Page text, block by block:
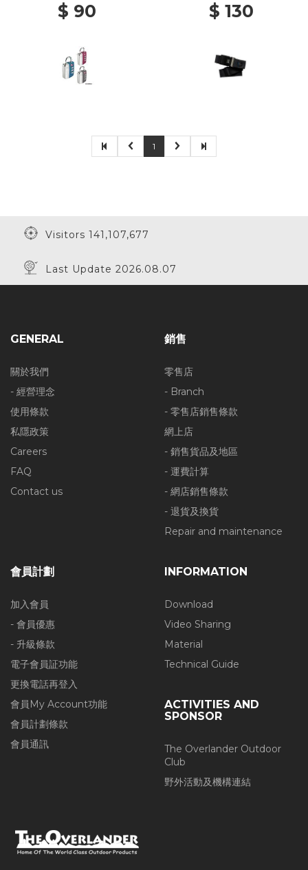
$ 90 $ 130
1
Visitors 141,107,677
Last Update 2026.08.07
GENERAL
關於我們
- 經營理念
使用條款
私隱政策
Careers
FAQ
Contact us
銷售
零售店
- Branch
- 零售店銷售條款
網上店
- 銷售貨品及地區
- 運費計算
- 網店銷售條款
- 退貨及換貨
Repair and maintenance
會員計劃
加入會員
- 會員優惠
- 升級條款
電子會員証功能
更換電話再登入
會員My Account功能
會員計劃條款
會員通訊
INFORMATION
Download
Video Sharing
Material
Technical Guide
ACTIVITIES AND
SPONSOR
The Overlander Outdoor
Club
野外活動及機構連結